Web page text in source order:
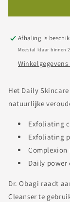
Afhaling is
Meestal klaar binnen
Het Daily
natuurlijke
Exfoliating
Exfoliating
Complexion
Daily power
Dr. Obagi raadt
Cleanser te